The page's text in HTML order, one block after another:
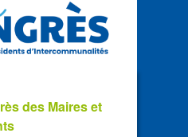
des Maires et